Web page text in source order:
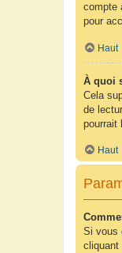
compte
pour
Haut
À quoi
Cela
de
pourrait
Haut
Si vous
cliquant